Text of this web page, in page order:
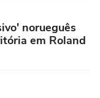
norueguês
em Roland